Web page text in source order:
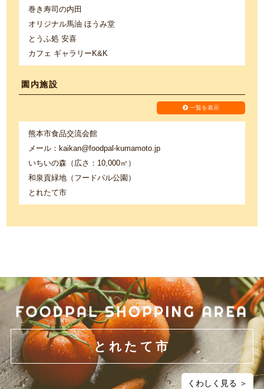
巻き寿司の内田
オリジナル馬油 ほうみ堂
とうふ処 安喜
カフェ ギャラリーK&K
園内施設
一覧を表示
熊本市食品交流会館
メール：kaikan@foodpal-kumamoto.jp
いちいの森（広さ：10,000㎡）
和泉貢緑地（フードパル公園）
とれたて市
とれたて市
くわしく見る ＞